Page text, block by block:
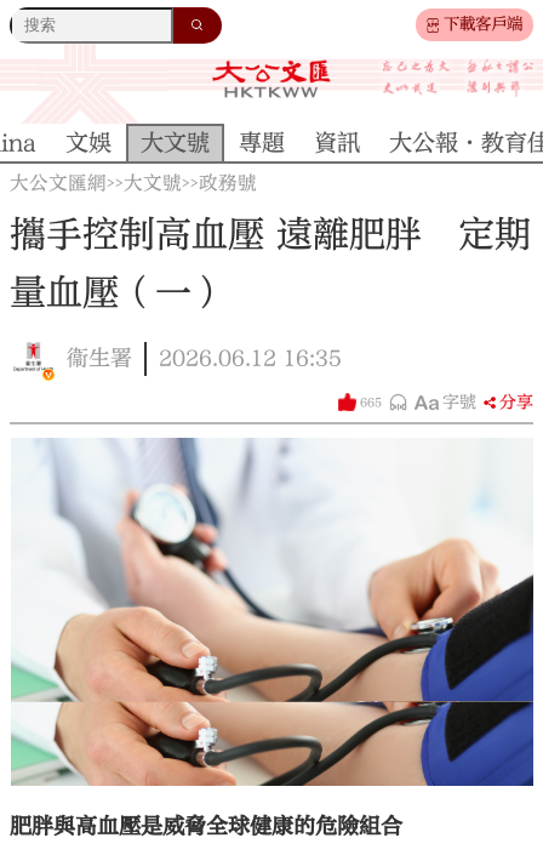
下載客戶端
大公文匯
文娛 大文號 專題 資訊 大公報·教育
大公文匯網>>大文號>>政務號
攜手控制高血壓 遠離肥胖 定期
量血壓（一）
衞生署 2026.06.12 16:35
665 字號 分享
肥胖與高血壓是威脅全球健康的危險組合